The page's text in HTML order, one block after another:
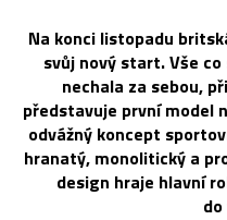
Na konci listopadu
svůj nový start. Vše
nechala za sebou,
představuje první model
odvážný koncept
hranatý, monolitický a
design hraje hlavní